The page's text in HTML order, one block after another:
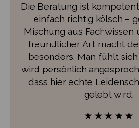
paar gute Special-
Seit einiger Zeit nun
übersichtliche und
Bis zum nächsten
★★★★★
Günther Olbricht
Rezension von